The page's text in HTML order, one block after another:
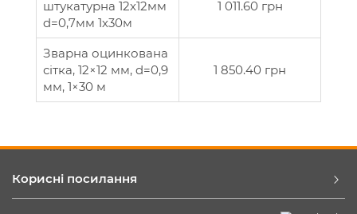
штукатурна 12х12мм
d=0,7мм 1х30м
1 011.60 грн
Зварна оцинкована
сітка, 12×12 мм, d=0,9
мм, 1×30 м
1 850.40 грн
Корисні посилання